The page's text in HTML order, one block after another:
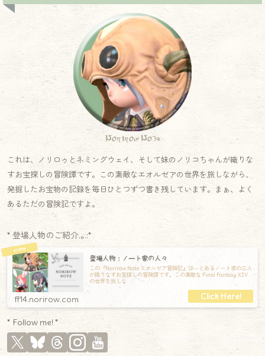
Norirow Note
これは、ノリロゥとネミングウェイ、そして妹のノリコちゃんが織りな
すお宝探しの冒険譚です。この素敵なエオルゼアの世界を旅しながら、
発掘したお宝物の記録を毎日ひとつずつ書き残しています。まぁ、よく
あるただの冒険記ですよ。
* 登場人物のご紹介.｡.:*
登場人物：ノート家の人々
この『Norirow Note エオルゼア冒険記』は―とあるノート家の三人
が織りなすお宝探しの冒険譚です。この素敵な Final Fantasy XIV
の世界を旅しな
ff14.norirow.com
* Follow me! *